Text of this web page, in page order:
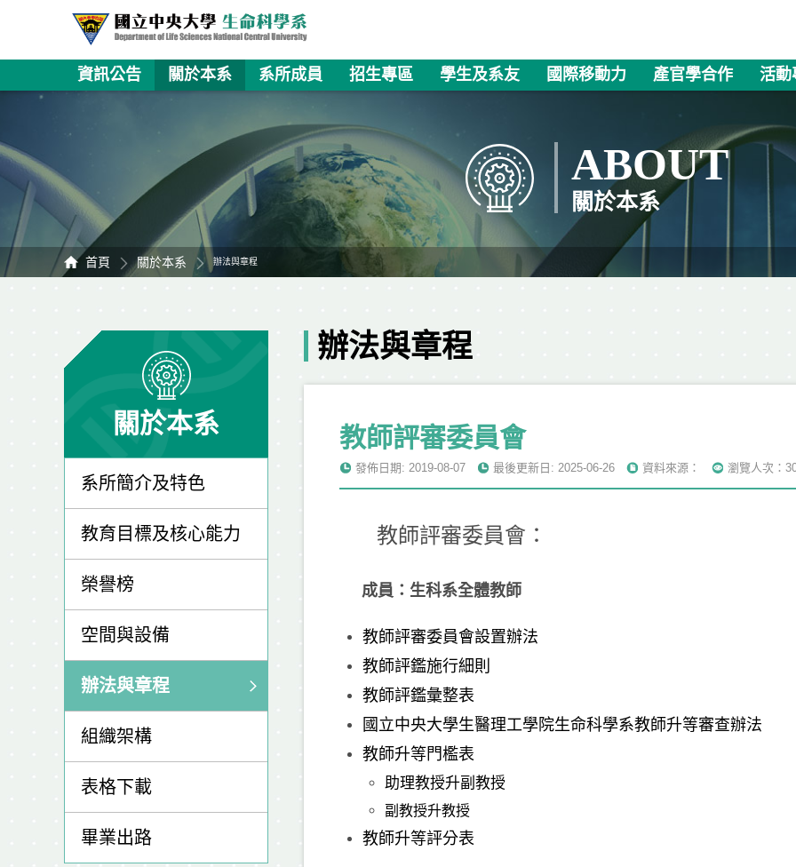
資訊公告 關於本系 系所成員 招生專區 學生及系友 國際移動力 產官學合作 活動
ABOUT
關於本系
首頁 關於本系 辦法與章程
關於本系
系所簡介及特色
教育目標及核心能力
榮譽榜
空間與設備
辦法與章程
組織架構
表格下載
畢業出路
辦法與章程
教師評審委員會
發佈日期: 2019-08-07 最後更新日: 2025-06-26 資料來源： 瀏覽人次：
教師評審委員會：
成員： 生科系全體教師
教師評審委員會設置辦法
教師評鑑施行細則
教師評鑑彙整表
國立中央大學生醫理工學院生命科學系教師升等審查辦法
教師升等門檻表
助理教授升副教授
副教授升教授
教師升等評分表